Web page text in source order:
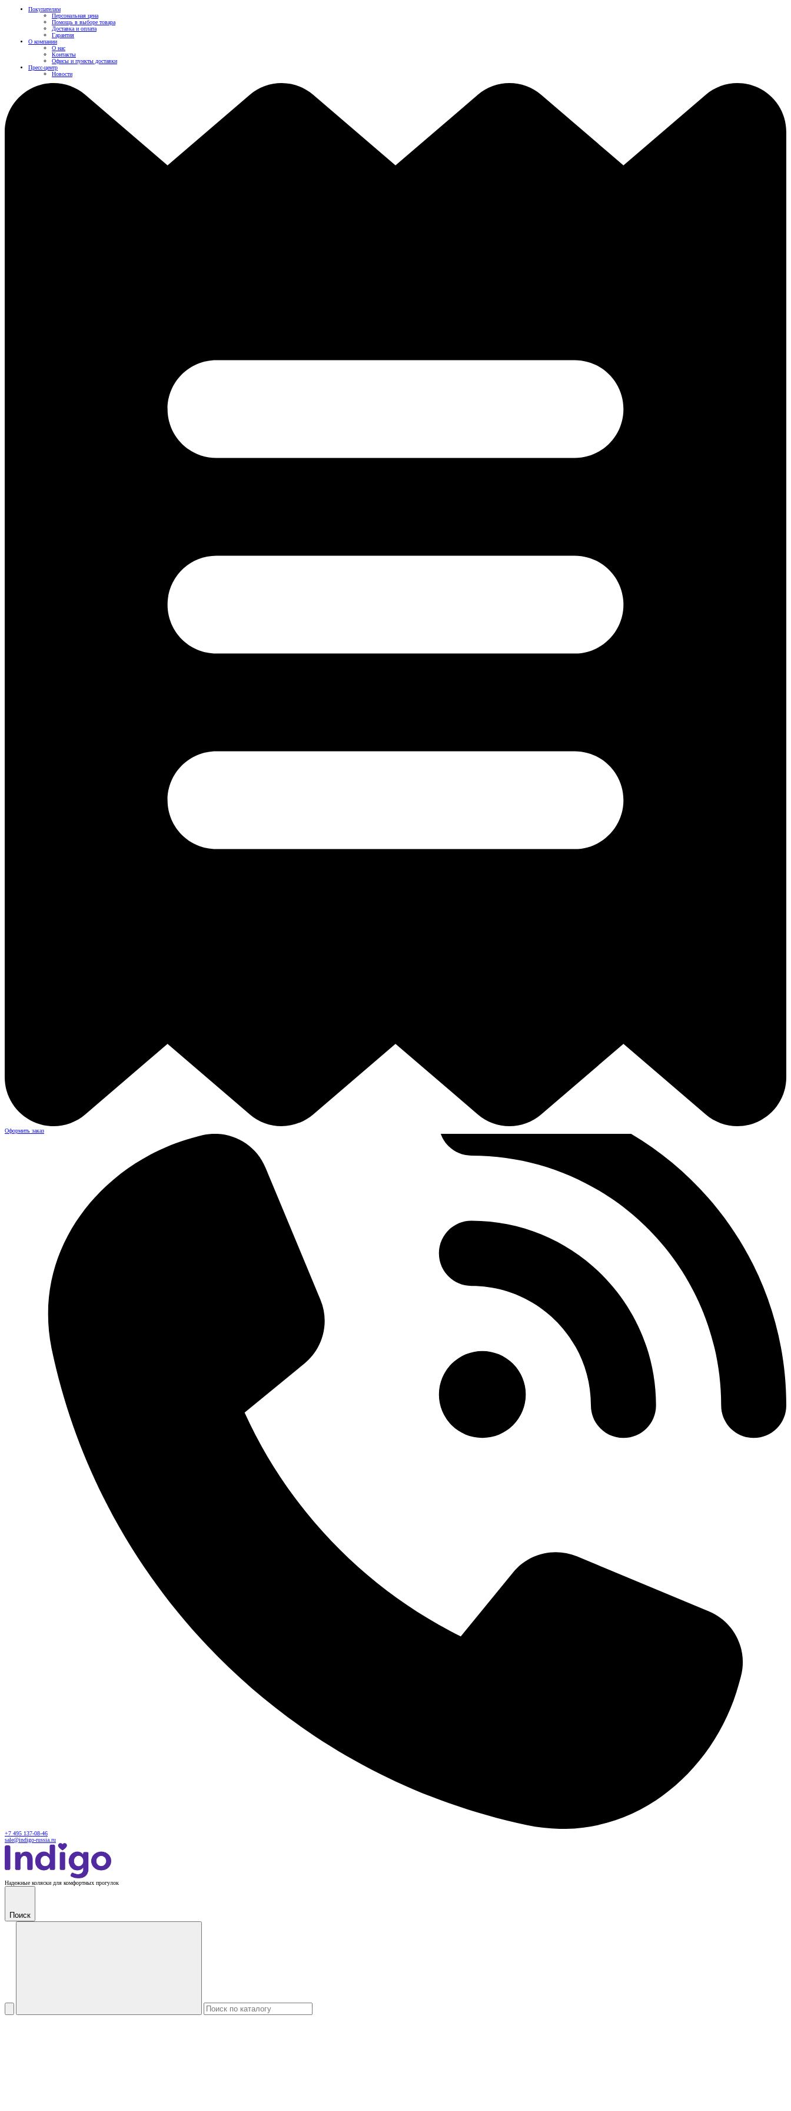
Покупателям
Персональная цена
Помощь в выборе товара
Доставка и оплата
Гарантия
О компании
О нас
Контакты
Офисы и пункты доставки
Пресс-центр
Новости
Оформить заказ
+7 495 137-08-46
sale@indigo-russia.ru
Надежные коляски для комфортных прогулок
Поиск